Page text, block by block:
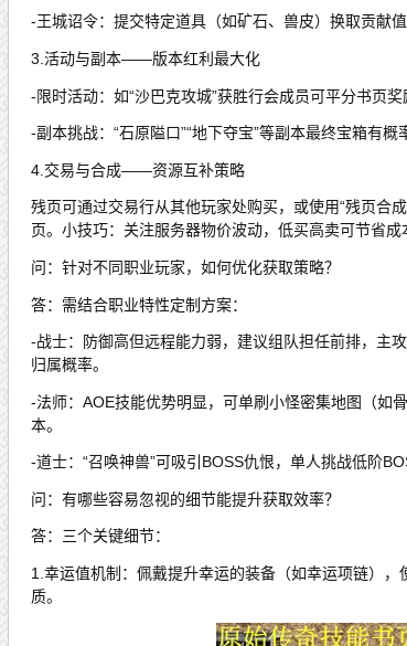
-王城诏令：提交特定道具（如矿石、兽皮）换取贡献
3.活动与副本——版本红利最大化
-限时活动：如“沙巴克攻城”获胜行会成员可平分书页
-副本挑战：“石原隘口”“地下夺宝”等副本最终宝箱有
4.交易与合成——资源互补策略
残页可通过交易行从其他玩家处购买，或使用“残页合
页。小技巧：关注服务器物价波动，低买高卖可节省成
问：针对不同职业玩家，如何优化获取策略？
答：需结合职业特性定制方案：
-战士：防御高但远程能力弱，建议组队担任前排，主
归属概率。
-法师：AOE技能优势明显，可单刷小怪密集地图（如
本。
-道士：“召唤神兽”可吸引BOSS仇恨，单人挑战低阶
问：有哪些容易忽视的细节能提升获取效率？
答：三个关键细节：
1.幸运值机制：佩戴提升幸运的装备（如幸运项链）
质。